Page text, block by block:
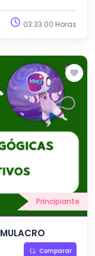
03:33:00 Horas
Principiante
Comparar